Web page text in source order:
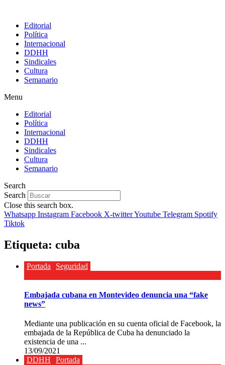
Editorial
Política
Internacional
DDHH
Sindicales
Cultura
Semanario
Menu
Editorial
Política
Internacional
DDHH
Sindicales
Cultura
Semanario
Search
Search
Close this search box.
Whatsapp Instagram Facebook X-twitterYoutube Telegram Spotify
Tiktok
Etiqueta: cuba
Portada Seguridad
Embajada cubana en Montevideo denuncia una “fake
news”
Mediante una publicación en su cuenta oficial de Facebook, la
embajada de la República de Cuba ha denunciado la
existencia de una ...
13/09/2021
DDHH
Portada